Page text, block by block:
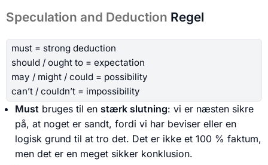
Speculation and Deduction Regel
must = strong deduction
should / ought to = expectation
may / might / could = possibility
can’t / couldn’t = impossibility
Must bruges til en stærk slutning: vi er næsten sikre
på, at noget er sandt, fordi vi har beviser eller en
logisk grund til at tro det. Det er ikke et 100 % faktum,
men det er en meget sikker konklusion.